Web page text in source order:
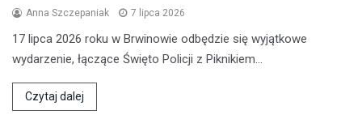
Anna Szczepaniak 7 lipca 2026
17 lipca 2026 roku w Brwinowie odbędzie się wyjątkowe
wydarzenie, łączące Święto Policji z Piknikiem…
Czytaj dalej